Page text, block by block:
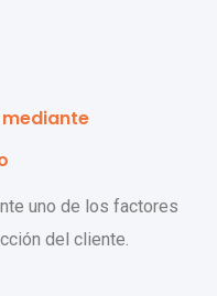
uno de los factores
del cliente.